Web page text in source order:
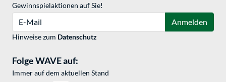
Gewinnspielaktionen auf Sie!
Anmelden
Hinweise zum Datenschutz
Folge WAVE auf:
Immer auf dem aktuellen Stand